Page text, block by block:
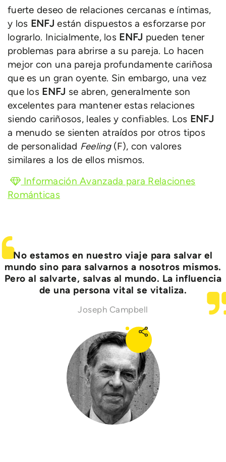
fuerte deseo de relaciones cercanas e íntimas,
y los ENFJestán dispuestos a esforzarse por
lograrlo. Inicialmente, los ENFJ pueden tener
problemas para abrirse a su pareja. Lo hacen
mejor con una pareja profundamente cariñosa
que es un gran oyente. Sin embargo, una vez
que los ENFJ se abren, generalmente son
excelentes para mantener estas relaciones
siendo cariñosos, leales y confiables. Los ENFJ
a menudo se sienten atraídos por otros tipos
de personalidad Feeling(F), con valores
similares a los de ellos mismos.
Información Avanzada para Relaciones
Románticas
No estamos en nuestro viaje para salvar el
mundo sino para salvarnos a nosotros mismos.
Pero al salvarte, salvas al mundo. La influencia
de una persona vital se vitaliza.
Joseph Campbell